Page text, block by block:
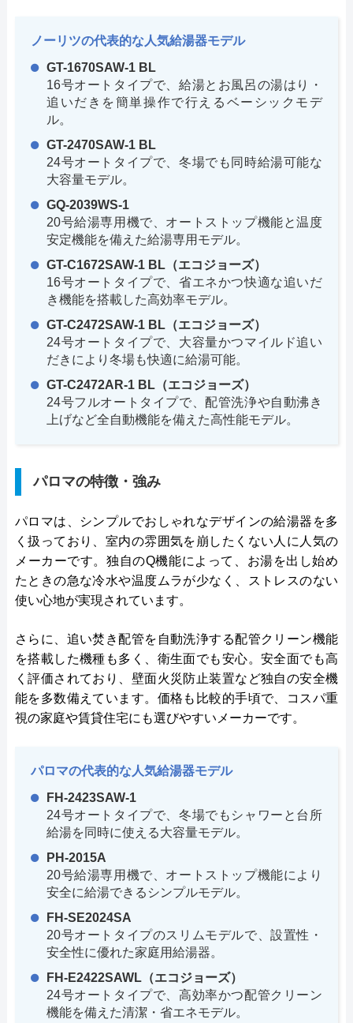
ノーリツの代表的な人気給湯器モデル
GT-1670SAW-1 BL
16号オートタイプで、給湯とお風呂の湯はり・
追いだきを簡単操作で行えるベーシックモデ
ル。
GT-2470SAW-1 BL
24号オートタイプで、冬場でも同時給湯可能な
大容量モデル。
GQ-2039WS-1
20号給湯専用機で、オートストップ機能と温度
安定機能を備えた給湯専用モデル。
GT-C1672SAW-1 BL（エコジョーズ）
16号オートタイプで、省エネかつ快適な追いだ
き機能を搭載した高効率モデル。
GT-C2472SAW-1 BL（エコジョーズ）
24号オートタイプで、大容量かつマイルド追い
だきにより冬場も快適に給湯可能。
GT-C2472AR-1 BL（エコジョーズ）
24号フルオートタイプで、配管洗浄や自動沸き
上げなど全自動機能を備えた高性能モデル。
パロマの特徴・強み
パロマは、シンプルでおしゃれなデザインの給湯器を多
く扱っており、室内の雰囲気を崩したくない人に人気の
メーカーです。独自のQ機能によって、お湯を出し始め
たときの急な冷水や温度ムラが少なく、ストレスのない
使い心地が実現されています。
さらに、追い焚き配管を自動洗浄する配管クリーン機能
を搭載した機種も多く、衛生面でも安心。安全面でも高
く評価されており、壁面火災防止装置など独自の安全機
能を多数備えています。価格も比較的手頃で、コスパ重
視の家庭や賃貸住宅にも選びやすいメーカーです。
パロマの代表的な人気給湯器モデル
FH-2423SAW-1
24号オートタイプで、冬場でもシャワーと台所
給湯を同時に使える大容量モデル。
PH-2015A
20号給湯専用機で、オートストップ機能により
安全に給湯できるシンプルモデル。
FH-SE2024SA
20号オートタイプのスリムモデルで、設置性・
安全性に優れた家庭用給湯器。
FH-E2422SAWL（エコジョーズ）
24号オートタイプで、高効率かつ配管クリーン
機能を備えた清潔・省エネモデル。